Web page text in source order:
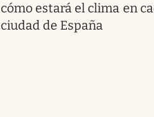
cómo estará el clima en
ciudad de España